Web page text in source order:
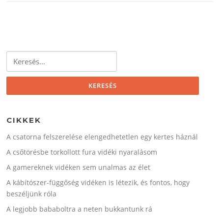
CIKKEK
A csatorna felszerelése elengedhetetlen egy kertes háznál
A csőtörésbe torkollott fura vidéki nyaralásom
A gamereknek vidéken sem unalmas az élet
A kábítószer-függőség vidéken is létezik, és fontos, hogy
beszéljünk róla
A legjobb bababoltra a neten bukkantunk rá